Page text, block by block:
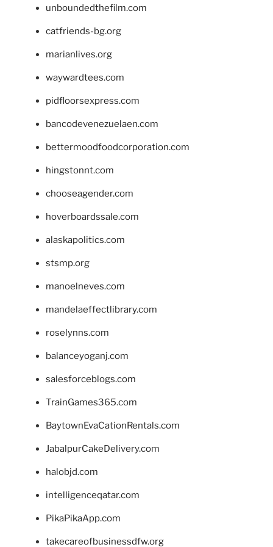
unboundedthefilm.com
catfriends-bg.org
marianlives.org
waywardtees.com
pidfloorsexpress.com
bancodevenezuelaen.com
bettermoodfoodcorporation.com
hingstonnt.com
chooseagender.com
hoverboardssale.com
alaskapolitics.com
stsmp.org
manoelneves.com
mandelaeffectlibrary.com
roselynns.com
balanceyoganj.com
salesforceblogs.com
TrainGames365.com
BaytownEvaCationRentals.com
JabalpurCakeDelivery.com
halobjd.com
intelligenceqatar.com
PikaPikaApp.com
takecareofbusinessdfw.org